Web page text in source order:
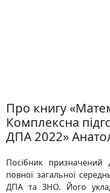
Про книгу
Комплексна
ДПА 2022»
Посібник призначений
повної загальної
ДПА та ЗНО. Його